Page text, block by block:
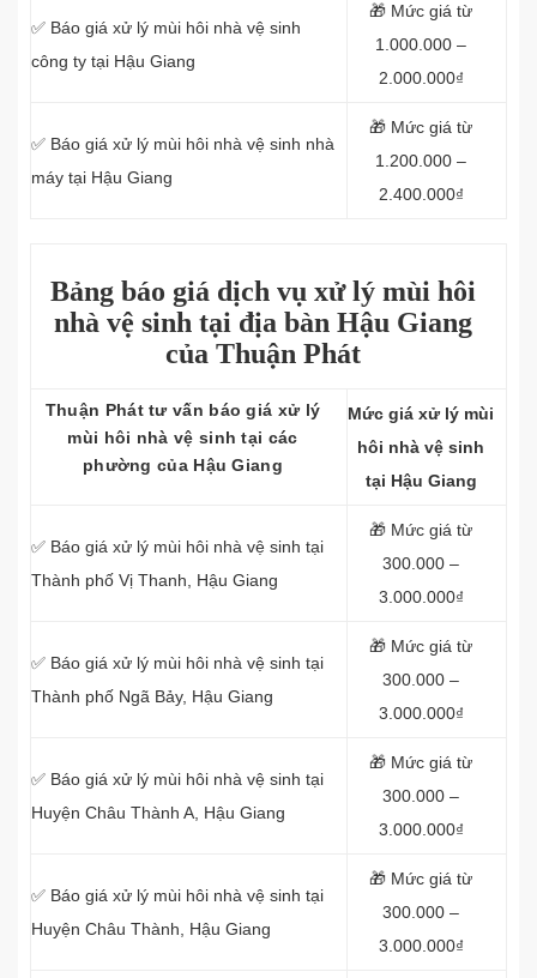
✅ Báo giá xử lý mùi hôi nhà vệ sinh
công ty tại Hậu Giang
🎁 Mức giá từ
1.000.000 –
2.000.000₫
✅ Báo giá xử lý mùi hôi nhà vệ sinh nhà
máy tại Hậu Giang
🎁 Mức giá từ
1.200.000 –
2.400.000₫
Bảng báo giá dịch vụ xử lý mùi hôi
nhà vệ sinh tại địa bàn Hậu Giang
của Thuận Phát
Thuận Phát tư vấn báo giá xử lý
mùi hôi nhà vệ sinh tại các
phường của Hậu Giang
Mức giá xử lý mùi
hôi nhà vệ sinh
tại Hậu Giang
✅ Báo giá xử lý mùi hôi nhà vệ sinh tại
Thành phố Vị Thanh, Hậu Giang
🎁 Mức giá từ
300.000 –
3.000.000₫
✅ Báo giá xử lý mùi hôi nhà vệ sinh tại
Thành phố Ngã Bảy, Hậu Giang
🎁 Mức giá từ
300.000 –
3.000.000₫
✅ Báo giá xử lý mùi hôi nhà vệ sinh tại
Huyện Châu Thành A, Hậu Giang
🎁 Mức giá từ
300.000 –
3.000.000₫
✅ Báo giá xử lý mùi hôi nhà vệ sinh tại
Huyện Châu Thành, Hậu Giang
🎁 Mức giá từ
300.000 –
3.000.000₫